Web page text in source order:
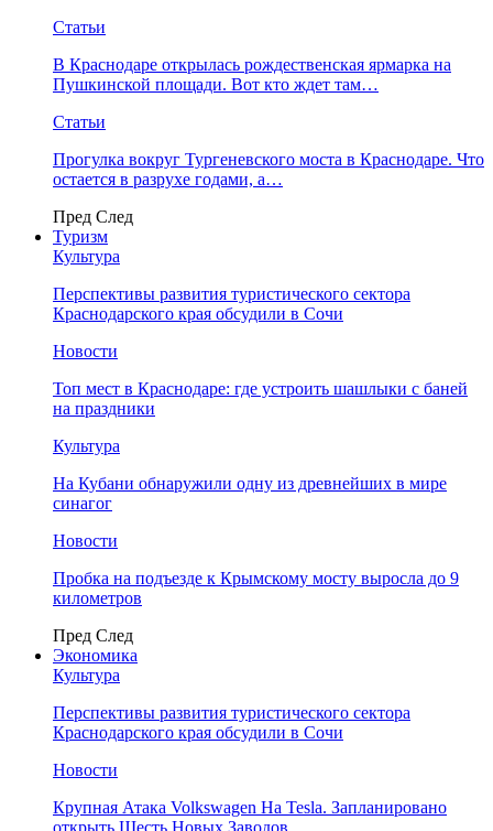
Статьи
В Краснодаре открылась рождественская ярмарка на
Пушкинской площади. Вот кто ждет там…
Статьи
Прогулка вокруг Тургеневского моста в Краснодаре. Что
остается в разрухе годами, а…
Пред След
Туризм
Культура
Перспективы развития туристического сектора
Краснодарского края обсудили в Сочи
Новости
Топ мест в Краснодаре: где устроить шашлыки с баней
на праздники
Культура
На Кубани обнаружили одну из древнейших в мире
синагог
Новости
Пробка на подъезде к Крымскому мосту выросла до 9
километров
Пред След
Экономика
Культура
Перспективы развития туристического сектора
Краснодарского края обсудили в Сочи
Новости
Крупная Атака Volkswagen На Tesla. Запланировано
открыть Шесть Новых Заводов